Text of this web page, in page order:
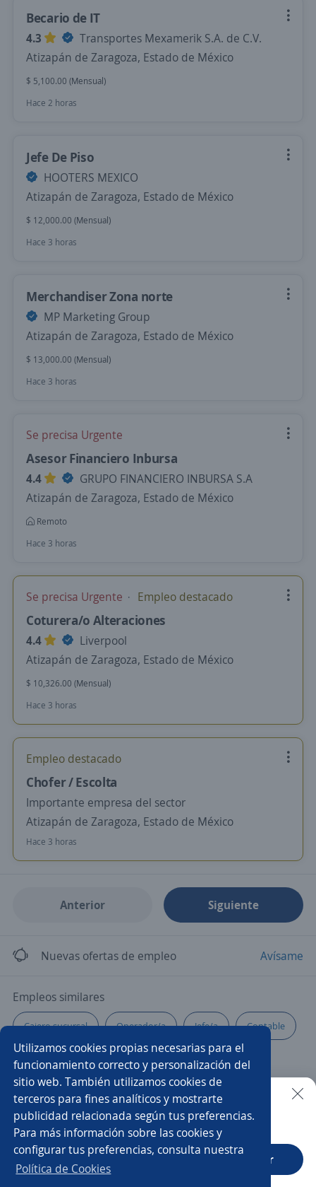
Utilizamos cookies propias necesarias para el
funcionamiento correcto y personalización del
sitio web. También utilizamos cookies de
terceros para fines analíticos y mostrarte
publicidad relacionada según tus preferencias.
Para más información sobre las cookies y
configurar tus preferencias, consulta nuestra
Política de Cookies
Becario de IT
4.3
Transportes Mexamerik S.A. de C.V.
Atizapán de Zaragoza, Estado de México
$ 5,100.00 (Mensual)
Hace 2 horas
Jefe De Piso
HOOTERS MEXICO
Atizapán de Zaragoza, Estado de México
$ 12,000.00 (Mensual)
Hace 3 horas
Merchandiser Zona norte
MP Marketing Group
Atizapán de Zaragoza, Estado de México
$ 13,000.00 (Mensual)
Hace 3 horas
Se precisa Urgente
Asesor Financiero Inbursa
4.4
GRUPO FINANCIERO INBURSA S.A
Atizapán de Zaragoza, Estado de México
Remoto
Hace 3 horas
Se precisa Urgente Empleo destacado
Coturera/o Alteraciones
4.4
Liverpool
Atizapán de Zaragoza, Estado de México
$ 10,326.00 (Mensual)
Hace 3 horas
Empleo destacado
Chofer / Escolta
Importante empresa del sector
Atizapán de Zaragoza, Estado de México
Hace 3 horas
Anterior Siguiente
Nuevas ofertas de empleo Avísame
Empleos similares
Cajero sucursal Operador/a Jefe/a Contable
Subgerente Asistente de recursos humanos
Ejecutivo bancario Call center Chófer ventas
Chófer Auxiliar administrativo/a Teleoperador/a
Auxiliar contable
Buscar es más fácil en la app
CT App Abrir